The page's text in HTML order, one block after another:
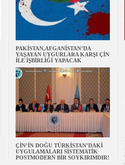
PAKİSTAN,AFGANİSTAN’DA
YAŞAYAN UYGURLARA KARŞI ÇİN
İLE İŞBİRLİĞİ YAPACAK
ÇİN’İN DOĞU TÜRKİSTAN’DAKİ
UYGULAMALARI SİSTEMATİK
POSTMODERN BİR SOYKIRIMDIR!